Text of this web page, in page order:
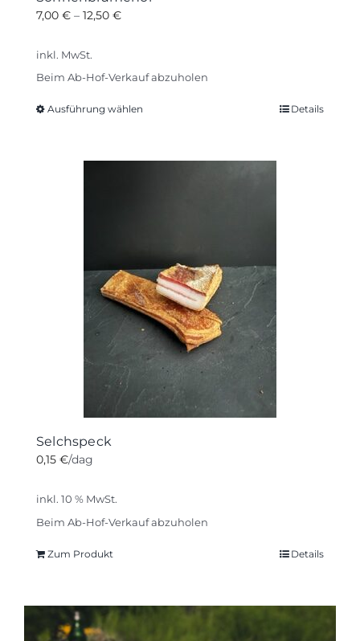
7,00 € – 12,50 €
inkl. MwSt.
Beim Ab-Hof-Verkauf abzuholen
Ausführung wählen
können
auf
der
Produktseite
gewählt
werden
Details
Selchspeck
0,15 €/dag
inkl. 10 % MwSt.
Beim Ab-Hof-Verkauf abzuholen
Zum Produkt Details